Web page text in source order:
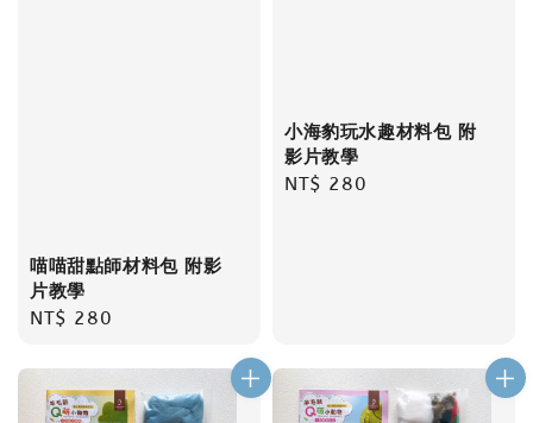
喵喵甜點師材料包 附影
片教學
Regular
NT$ 280
小海豹玩水趣材料包 附
影片教學
Regular
NT$ 280